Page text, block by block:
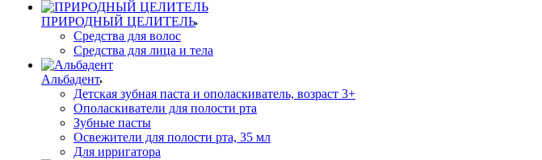
ПРИРОДНЫЙ ЦЕЛИТЕЛЬ
Средства для волос
Средства для лица и тела
Альбадент
Детская зубная паста и ополаскиватель, возраст 3+
Ополаскиватели для полости рта
Зубные пасты
Освежители для полости рта, 35 мл
Для ирригатора